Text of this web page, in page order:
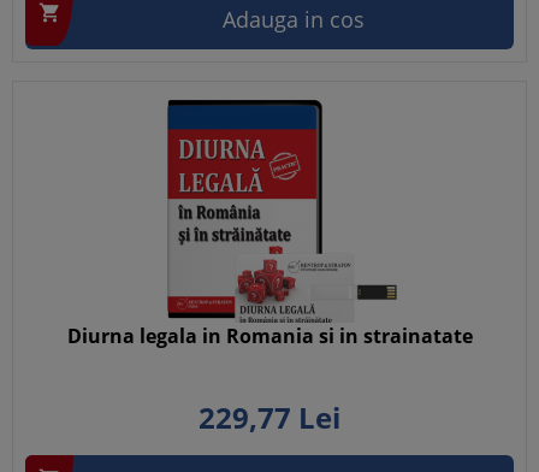
 Adauga in cos
Diurna legala in Romania si in strainatate
229,77 Lei